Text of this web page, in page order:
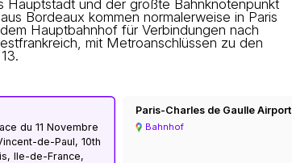
Hauptstadt und der größte Bahnknotenpunkt
Bordeaux kommen normalerweise in Paris
Hauptbahnhof für Verbindungen nach
mit Metroanschlüssen zu den
du 11 Novembre
de-Paul, 10th
Ile-de-France,
Paris-Charles de Gaulle Airport
Bahnhof